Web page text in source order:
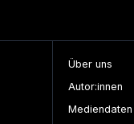
Über uns
Autor:innen
Mediendaten